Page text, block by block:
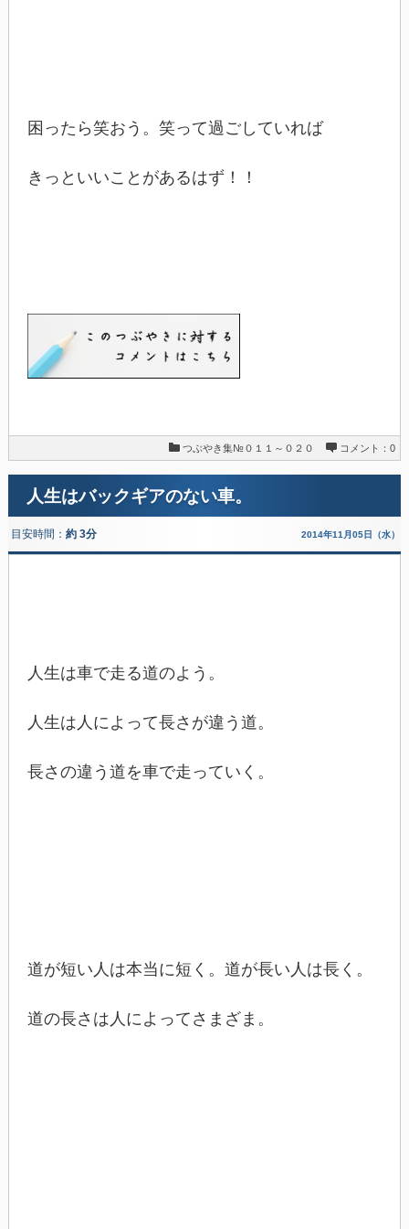
困ったら笑おう。笑って過ごしていれば
きっといいことがあるはず！！
つぶやき集№０１１～０２０ コメント：0
人生はバックギアのない車。
目安時間： 約 3分 2014年11月05日（水）
人生は車で走る道のよう。
人生は人によって長さが違う道。
長さの違う道を車で走っていく。
道が短い人は本当に短く。道が長い人は長く。
道の長さは人によってさまざま。